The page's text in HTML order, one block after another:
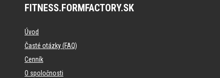
FITNESS.FORMFACTORY.SK
Úvod
Časté otázky (FAQ)
Cenník
O spoločnosti